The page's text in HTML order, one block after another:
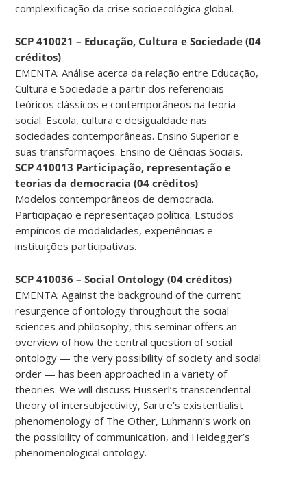
complexificação da crise socioecológica global.
SCP 410021 – Educação, Cultura e Sociedade (04
créditos)
EMENTA: Análise acerca da relação entre Educação,
Cultura e Sociedade a partir dos referenciais
teóricos clássicos e contemporâneos na teoria
social. Escola, cultura e desigualdade nas
sociedades contemporâneas. Ensino Superior e
suas transformações. Ensino de Ciências Sociais.
SCP 410013 Participação, representação e
teorias da democracia (04 créditos)
Modelos contemporâneos de democracia.
Participação e representação política. Estudos
empíricos de modalidades, experiências e
instituições participativas.
SCP 410036 – Social Ontology (04 créditos)
EMENTA: Against the background of the current
resurgence of ontology throughout the social
sciences and philosophy, this seminar offers an
overview of how the central question of social
ontology — the very possibility of society and social
order — has been approached in a variety of
theories. We will discuss Husserl’s transcendental
theory of intersubjectivity, Sartre’s existentialist
phenomenology of The Other, Luhmann’s work on
the possibility of communication, and Heidegger’s
phenomenological ontology.